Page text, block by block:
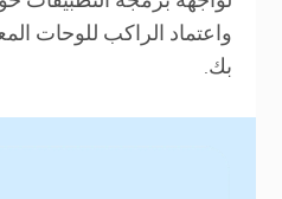
واعتماد الراكب للوحات
بك.